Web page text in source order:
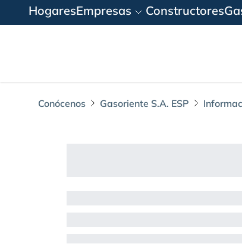
HogaresEmpresas Constructores
Conócenos Gasoriente S.A. ESP